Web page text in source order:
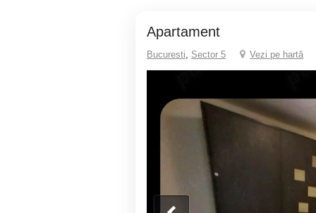
Apartament
Bucuresti, Sector 5 Vezi pe hartă